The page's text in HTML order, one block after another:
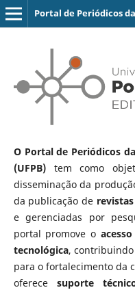
Portal de Periódicos
O Portal de Periódicos
(UFPB)tem como
disseminação da
da publicação de
e gerenciadas por
portal promove o
tecnológica,
para o fortalecimento da
oferece suporte